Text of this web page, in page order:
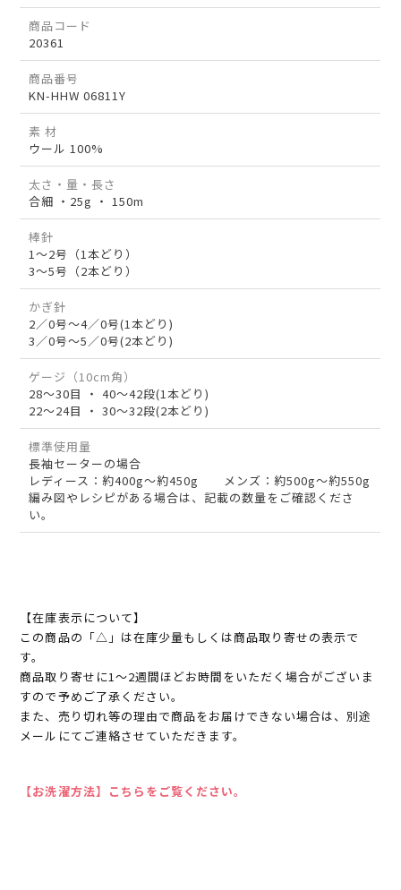
商品コード
20361
商品番号
KN-HHW 06811Y
素 材
ウール 100%
太さ・量・長さ
合細 ・25g ・ 150m
棒針
1～2号（1本どり）
3～5号（2本どり）
かぎ針
2／0号～4／0号(1本どり)
3／0号～5／0号(2本どり)
ゲージ（10cm角）
28～30目 ・ 40～42段(1本どり)
22～24目 ・ 30～32段(2本どり)
標準使用量
長袖セーターの場合
レディース：約400g～約450g メンズ：約500g～約550g
編み図やレシピがある場合は、記載の数量をご確認くださ
い。
【在庫表示について】
この商品の「△」は在庫少量もしくは商品取り寄せの表示で
す。
商品取り寄せに1～2週間ほどお時間をいただく場合がございま
すので予めご了承ください。
また、売り切れ等の理由で商品をお届けできない場合は、別途
メールにてご連絡させていただきます。
【お洗濯方法】こちらをご覧ください。